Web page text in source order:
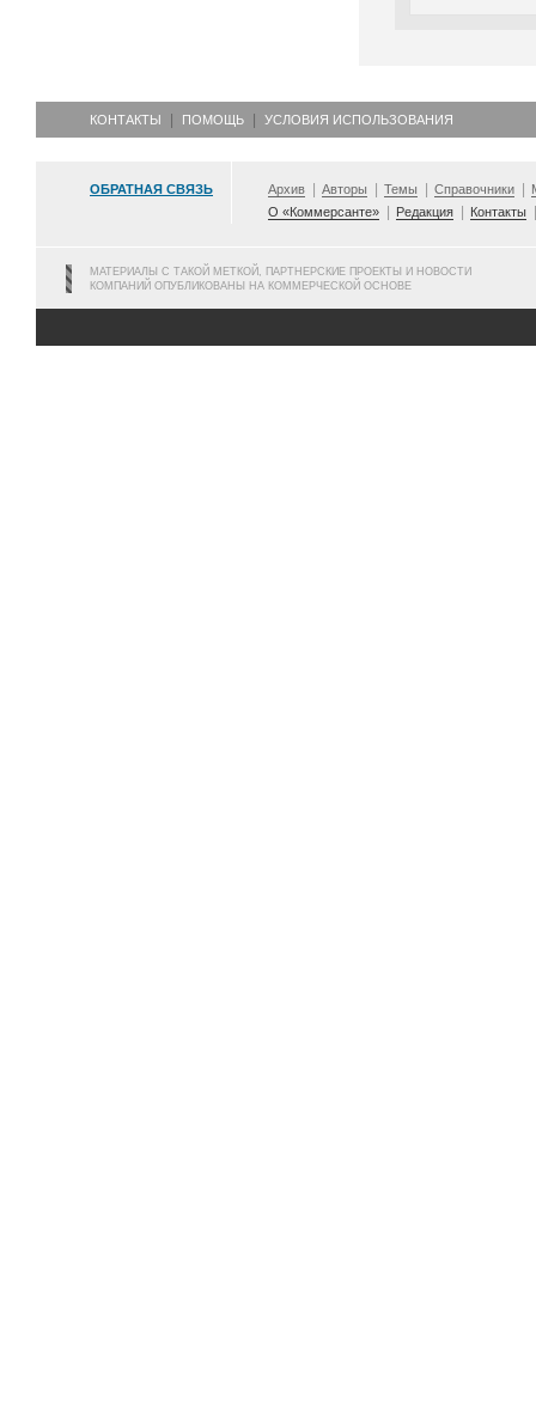
КОНТАКТЫ ПОМОЩЬ УСЛОВИЯ ИСПОЛЬЗОВАНИЯ
ОБРАТНАЯ СВЯЗЬ Архив Авторы Темы Справочники
О «Коммерсанте»
Редакция Контакты
МАТЕРИАЛЫ С ТАКОЙ МЕТКОЙ, ПАРТНЕРСКИЕ ПРОЕКТЫ И НОВОСТИ
КОМПАНИЙ ОПУБЛИКОВАНЫ НА КОММЕРЧЕСКОЙ ОСНОВЕ